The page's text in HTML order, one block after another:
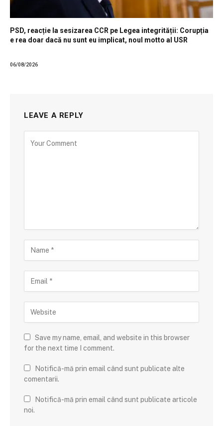
PSD, reacție la sesizarea CCR pe Legea integrității: Corupția
e rea doar dacă nu sunt eu implicat, noul motto al USR
06/08/2026
LEAVE A REPLY
Save my name, email, and website in this browser
for the next time I comment.
Notifică-mă prin email când sunt publicate alte
comentarii.
Notifică-mă prin email când sunt publicate articole
noi.